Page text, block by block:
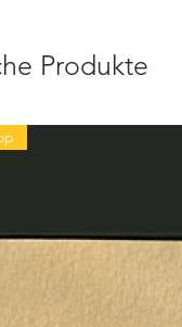
Produkte